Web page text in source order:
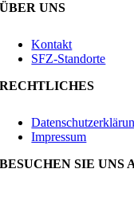
ÜBER UNS
Kontakt
SFZ-Standorte
RECHTLICHES
Impressum
BESUCHEN SIE UNS